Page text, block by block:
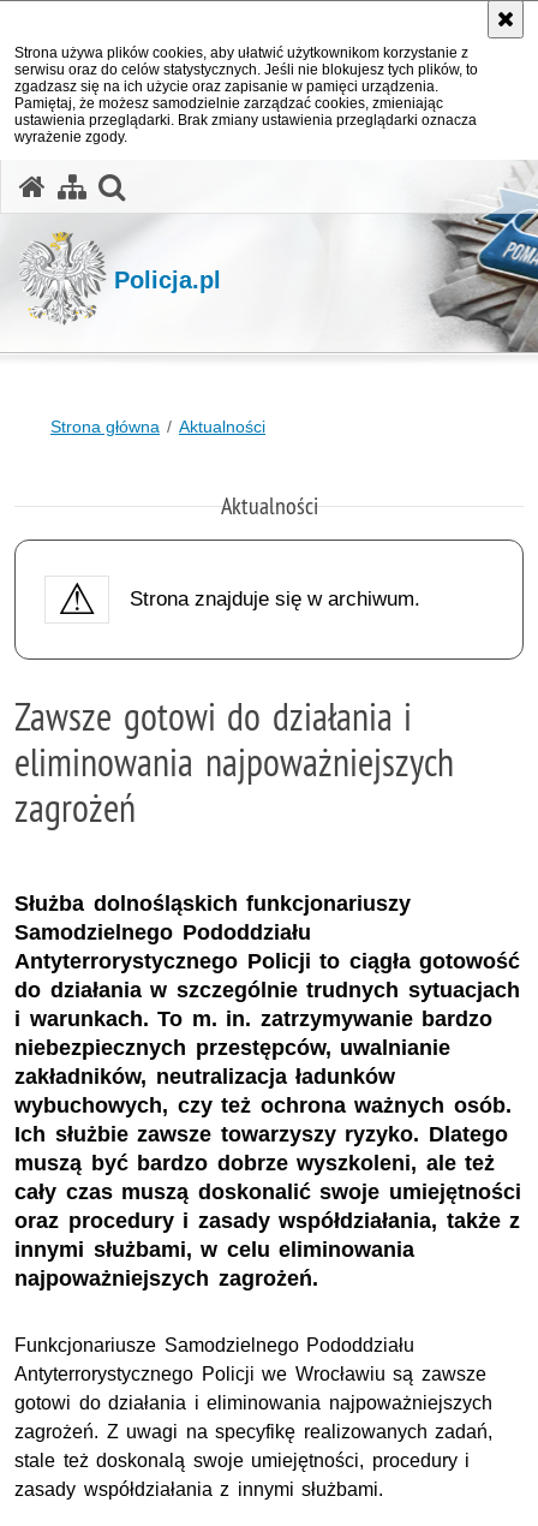
Strona używa plików cookies, aby ułatwić użytkownikom korzystanie z
serwisu oraz do celów statystycznych. Jeśli nie blokujesz tych plików, to
zgadzasz się na ich użycie oraz zapisanie w pamięci urządzenia.
Pamiętaj, że możesz samodzielnie zarządzać cookies, zmieniając
ustawienia przeglądarki. Brak zmiany ustawienia przeglądarki oznacza
wyrażenie zgody.
Policja.pl
Strona główna Aktualności
Aktualności
Strona znajduje się w archiwum.
Zawsze gotowi do działania i
eliminowania najpoważniejszych
zagrożeń
Służba dolnośląskich funkcjonariuszy
Samodzielnego Pododdziału
Antyterrorystycznego Policji to ciągła gotowość
do działania w szczególnie trudnych sytuacjach
i warunkach. To m. in. zatrzymywanie bardzo
niebezpiecznych przestępców, uwalnianie
zakładników, neutralizacja ładunków
wybuchowych, czy też ochrona ważnych osób.
Ich służbie zawsze towarzyszy ryzyko. Dlatego
muszą być bardzo dobrze wyszkoleni, ale też
cały czas muszą doskonalić swoje umiejętności
oraz procedury i zasady współdziałania, także z
innymi służbami, w celu eliminowania
najpoważniejszych zagrożeń.
Funkcjonariusze Samodzielnego Pododdziału
Antyterrorystycznego Policji we Wrocławiu są zawsze
gotowi do działania i eliminowania najpoważniejszych
zagrożeń. Z uwagi na specyfikę realizowanych zadań,
stale też doskonalą swoje umiejętności, procedury i
zasady współdziałania z innymi służbami.